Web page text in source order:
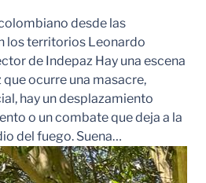
desde las
los territorios Leonardo
de Indepaz Hay una escena
ocurre una masacre,
hay un desplazamiento
o un combate que deja a la
del fuego. Suena…